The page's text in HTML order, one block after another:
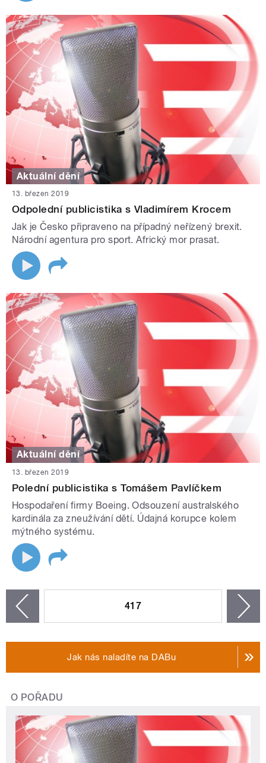
Aktuální dění
13. březen 2019
Odpolední publicistika s Vladimírem Krocem
Jak je Česko připraveno na případný neřízený brexit.
Národní agentura pro sport. Africký mor prasat.
Aktuální dění
13. březen 2019
Polední publicistika s Tomášem Pavlíčkem
Hospodaření firmy Boeing. Odsouzení australského
kardinála za zneužívání dětí. Údajná korupce kolem
mýtného systému.
417
Jak nás naladíte na DABu
O POŘADU